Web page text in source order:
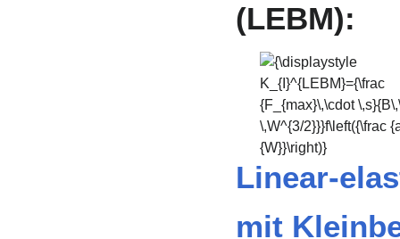
(LEBM):
{\displaystyle
K_{I}^{LEBM}={\frac
{F_{max}\,\cdot \,s}
{B\,\cdot
\,W^{3/2}}}f\left({\frac
{a}{W}}\right)}
Linear-
mit